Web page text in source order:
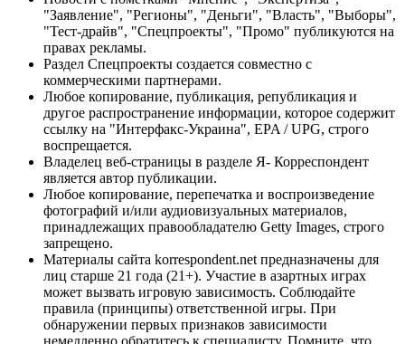
"Заявление", "Регионы", "Деньги", "Власть", "Выборы",
"Тест-драйв", "Спецпроекты", "Промо" публикуются на
правах рекламы.
Раздел Спецпроекты создается совместно с
коммерческими партнерами.
Любое копирование, публикация, републикация и
другое распространение информации, которое содержит
ссылку на "Интерфакс-Украина", EPA / UPG, строго
воспрещается.
Владелец веб-страницы в разделе Я- Корреспондент
является автор публикации.
Любое копирование, перепечатка и воспроизведение
фотографий и/или аудиовизуальных материалов,
принадлежащих правообладателю Getty Images, строго
запрещено.
Материалы сайта korrespondent.net предназначены для
лиц старше 21 года (21+). Участие в азартных играх
может вызвать игровую зависимость. Соблюдайте
правила (принципы) ответственной игры. При
обнаружении первых признаков зависимости
немедленно обратитесь к специалисту. Помните, что